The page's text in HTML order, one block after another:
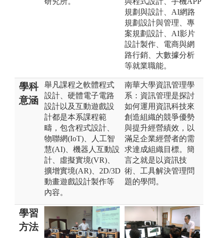
規劃與設計、AI網路
規劃設計與管理、專
案規劃設計、AI影片
設計製作、電商與網
路行銷、大數據分析
等就業職能。
學科
意涵
舉凡課程之軟體程式
設計、硬體電子電路
設計以及互動遊戲設
計都是本系課程範
疇，包含程式設計、
物聯網(IoT)、人工智
慧(AI)、機器人互動設
計、虛擬實境(VR)、
擴增實境(AR)、2D/3D
動畫遊戲設計製作等
內容。
南華大學資訊管理學
系：資訊管理是探討
如何運用資訊科技來
創造組織的競爭優勢
與提升經營績效，以
滿足企業經營者的需
求達成組織目標。簡
言之就是以資訊技
術、工具解決管理問
題的學問。
學習
方法